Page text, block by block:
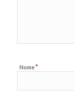
Nome*